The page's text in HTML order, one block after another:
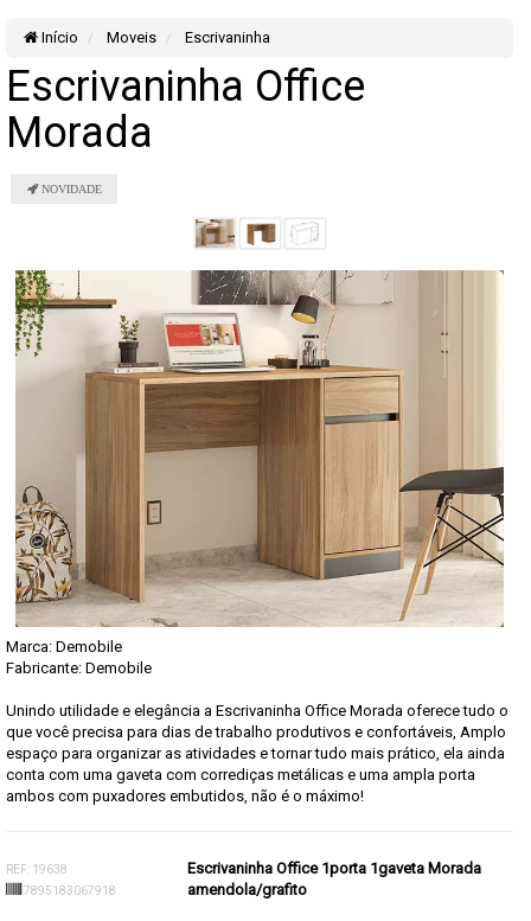
Início Moveis Escrivaninha
Escrivaninha Office
Morada
Marca: Demobile
Fabricante: Demobile
Unindo utilidade e elegância a Escrivaninha Office Morada oferece tudo o
que você precisa para dias de trabalho produtivos e confortáveis, Amplo
espaço para organizar as atividades e tornar tudo mais prático, ela ainda
conta com uma gaveta com corrediças metálicas e uma ampla porta
ambos com puxadores embutidos, não é o máximo!
REF: 19638
7895183067918
Escrivaninha Office 1porta 1gaveta Morada
amendola/grafito